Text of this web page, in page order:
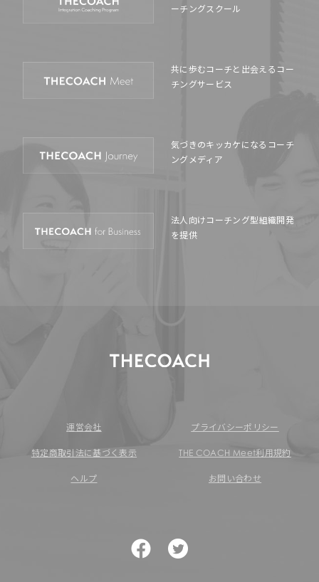
ーチングスクール
共に歩むコーチと出会える コー
チングサービス
気づきのキッカケになる コーチ
ングメディア
法人向けコーチング型組織開発
を提供
運営会社 プライバシーポリシー
特定商取引法に基づく表示 THE COACH Meet利用規約
ヘルプ お問い合わせ